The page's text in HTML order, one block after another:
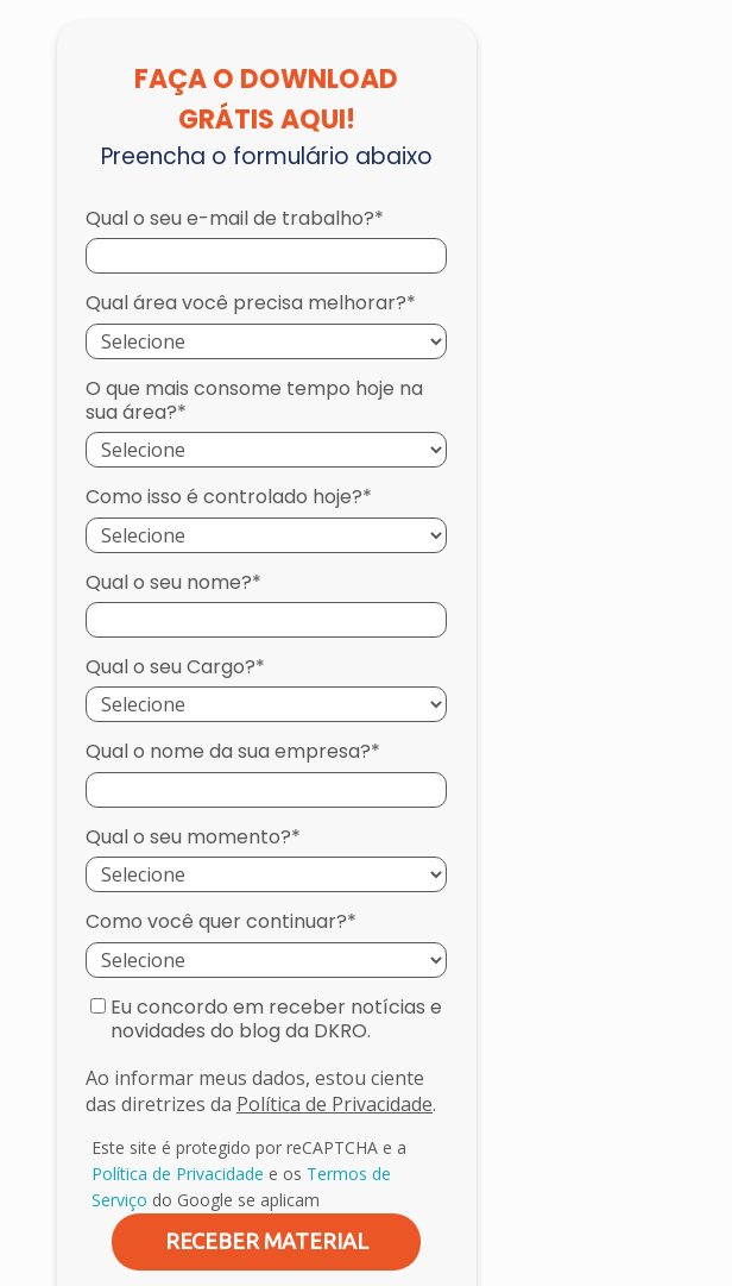
FAÇA O DOWNLOAD
GRÁTIS AQUI!
Preencha o formulário abaixo
Qual o seu e-mail de trabalho?*
Qual área você precisa melhorar?*
O que mais consome tempo hoje na
sua área?*
Como isso é controlado hoje?*
Qual o seu nome?*
Qual o seu Cargo?*
Qual o nome da sua empresa?*
Qual o seu momento?*
Como você quer continuar?*
Eu concordo em receber notícias e
novidades do blog da DKRO.
Ao informar meus dados, estou ciente
das diretrizes da Política de Privacidade.
Este site é protegido por reCAPTCHA e a
Política de Privacidade e os Termos de
Serviço do Google se aplicam
RECEBER MATERIAL